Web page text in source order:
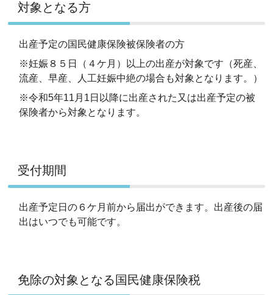
対象となる方
出産予定の国民健康保険被保険者の方
※妊娠８５日（４ケ月）以上の出産が対象です（死産、
流産、早産、人工妊娠中絶の場合も対象となります。）
※令和5年11月1日以降に出産された又は出産予定の被
保険者から対象となります。
受付期間
出産予定日の６ケ月前から届出ができます。出産後の届
出はいつでも可能です。
免除の対象となる国民健康保険税